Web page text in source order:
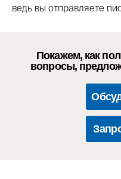
ведь вы отправляете
Покажем, как
вопросы,